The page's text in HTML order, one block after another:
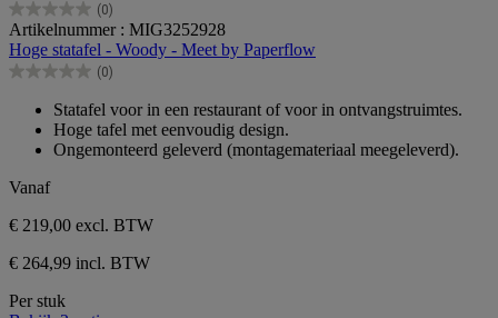
(0)
0.0
van
de
5
Artikelnummer : MIG3252928
Hoge statafel - Woody - Meet by Paperflow
(0)
0.0
sterren.
Statafel voor in een restaurant of voor in ontvangstruimtes.
Hoge tafel met eenvoudig design.
Ongemonteerd geleverd (montagemateriaal meegeleverd).
Vanaf
€ 219,00 excl. BTW
€ 264,99 incl. BTW
Per stuk